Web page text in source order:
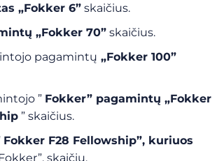
„Fokker 6” skaičius.
„Fokker 70” skaičius.
pagamintų „Fokker 100”
” Fokker” pagamintų „Fokker
” skaičius.
Fokker F28 Fellowship”, kuriuos
skaičių.